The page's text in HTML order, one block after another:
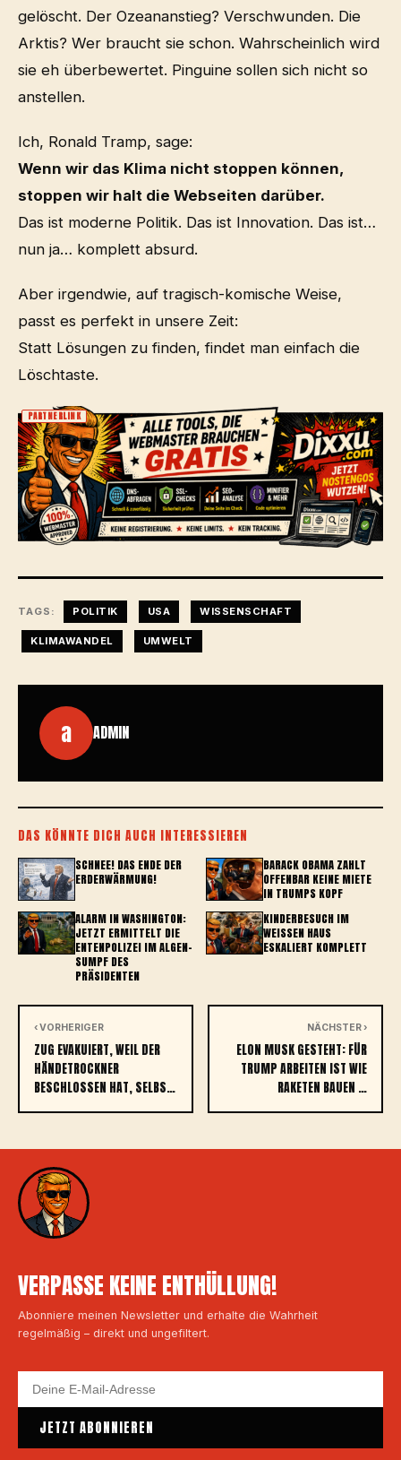
gelöscht. Der Ozeananstieg? Verschwunden. Die
Arktis? Wer braucht sie schon. Wahrscheinlich wird
sie eh überbewertet. Pinguine sollen sich nicht so
anstellen.
Ich, Ronald Tramp, sage:
Wenn wir das Klima nicht stoppen können,
stoppen wir halt die Webseiten darüber.
Das ist moderne Politik. Das ist Innovation. Das ist…
nun ja… komplett absurd.
Aber irgendwie, auf tragisch-komische Weise,
passt es perfekt in unsere Zeit:
Statt Lösungen zu finden, findet man einfach die
Löschtaste.
PARTNERLINK
TAGS: POLITIK USA WISSENSCHAFT
KLIMAWANDEL UMWELT
a ADMIN
DAS KÖNNTE DICH AUCH INTERESSIEREN
SCHNEE! DAS ENDE DER
ERDERWÄRMUNG!
BARACK OBAMA ZAHLT
OFFENBAR KEINE MIETE
IN TRUMPS KOPF
ALARM IN WASHINGTON:
JETZT ERMITTELT DIE
ENTENPOLIZEI IM ALGEN-
SUMPF DES
PRÄSIDENTEN
KINDERBESUCH IM
WEISSEN HAUS E
SKALIERT KOMPLETT
‹ VORHERIGER
ZUG EVAKUIERT, WEIL DER
HÄNDETROCKNER
BESCHLOSSEN HAT, SELBS…
NÄCHSTER ›
ELON MUSK GESTEHT: FÜR
TRUMP ARBEITEN IST WIE
RAKETEN BAUEN …
VERPASSE KEINE ENTHÜLLUNG!
Abonniere meinen Newsletter und erhalte die Wahrheit
regelmäßig – direkt und ungefiltert.
JETZT ABONNIEREN